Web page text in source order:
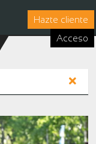
Hazte cliente
Acceso